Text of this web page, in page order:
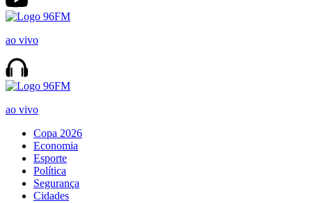
ao vivo
ao vivo
Copa 2026
Economia
Esporte
Política
Segurança
Cidades